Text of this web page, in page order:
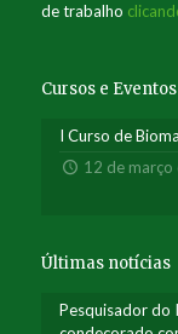
de trabalho
Cursos e Eventos
I Curso de
12 de
Últimas notícias
Pesquisador do